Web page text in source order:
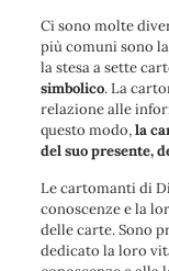
Ci sono molte
più comuni sono
la stesa a sette
simbolico. La
relazione alle
questo modo,la
del suo presente,
Le cartomanti di
conoscenze e la
delle carte. Sono
dedicato la loro